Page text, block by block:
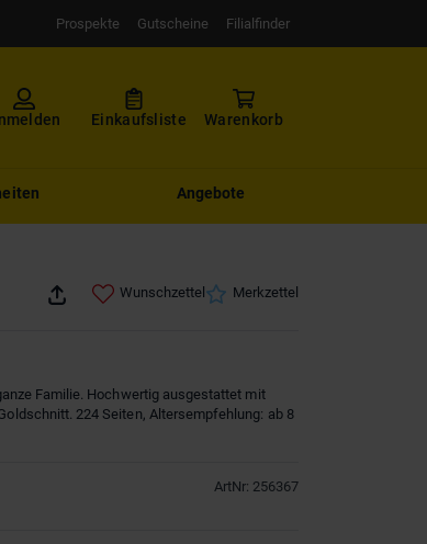
Prospekte Gutscheine Filialfinder
Einkaufsliste Warenkorb
Angebote
Wunschzettel Merkzettel
Familie. Hochwertig ausgestattet mit
224 Seiten, Altersempfehlung: ab 8
ArtNr: 256367